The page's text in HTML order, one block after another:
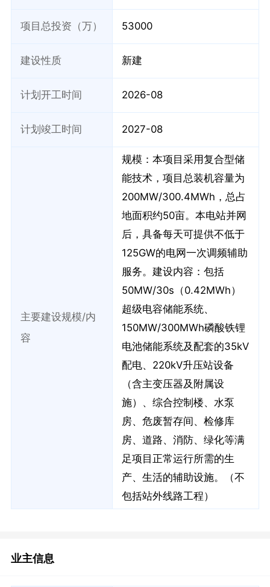
项目总投资（万） 53000
建设性质 新建
计划开工时间 2026-08
计划竣工时间 2027-08
主要建设规模/内
容
规模：本项目采用复合型储
能技术，项目总装机容量为
200MW/300.4MWh，总占
地面积约50亩。本电站并网
后，具备每天可提供不低于
125GW的电网一次调频辅助
服务。建设内容：包括
50MW/30s（0.42MWh）
超级电容储能系统、
150MW/300MWh磷酸铁锂
电池储能系统及配套的35kV
配电、220kV升压站设备
（含主变压器及附属设
施）、综合控制楼、水泵
房、危废暂存间、检修库
房、道路、消防、绿化等满
足项目正常运行所需的生
产、生活的辅助设施。（不
包括站外线路工程）
业主信息